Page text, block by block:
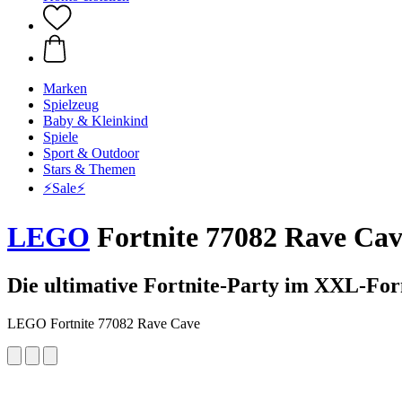
Marken
Spielzeug
Baby & Kleinkind
Spiele
Sport & Outdoor
Stars & Themen
⚡️Sale⚡️
LEGO Fortnite 77082 Rave
Die ultimative Fortnite-Party im XXL-
LEGO Fortnite 77082 Rave Cave